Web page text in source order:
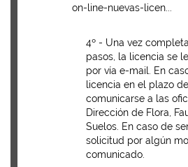
on-line-nuevas-licen...
4º - Una vez
pasos, la licencia se
por vía e-mail. En
licencia en el plazo
comunicarse a las
Dirección de Flora,
Suelos. En caso de
solicitud por algún
comunicado.